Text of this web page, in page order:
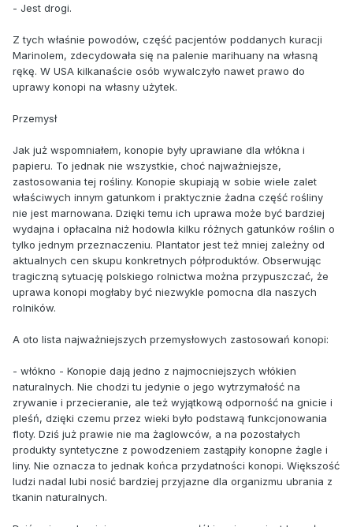
- Jest drogi.
Z tych właśnie powodów, część pacjentów poddanych kuracji
Marinolem, zdecydowała się na palenie marihuany na własną
rękę. W USA kilkanaście osób wywalczyło nawet prawo do
uprawy konopi na własny użytek.
Przemysł
Jak już wspomniałem, konopie były uprawiane dla włókna i
papieru. To jednak nie wszystkie, choć najważniejsze,
zastosowania tej rośliny. Konopie skupiają w sobie wiele zalet
właściwych innym gatunkom i praktycznie żadna część rośliny
nie jest marnowana. Dzięki temu ich uprawa może być bardziej
wydajna i opłacalna niż hodowla kilku różnych gatunków roślin o
tylko jednym przeznaczeniu. Plantator jest też mniej zależny od
aktualnych cen skupu konkretnych półproduktów. Obserwując
tragiczną sytuację polskiego rolnictwa można przypuszczać, że
uprawa konopi mogłaby być niezwykle pomocna dla naszych
rolników.
A oto lista najważniejszych przemysłowych zastosowań konopi:
- włókno - Konopie dają jedno z najmocniejszych włókien
naturalnych. Nie chodzi tu jedynie o jego wytrzymałość na
zrywanie i przecieranie, ale też wyjątkową odporność na gnicie i
pleśń, dzięki czemu przez wieki było podstawą funkcjonowania
floty. Dziś już prawie nie ma żaglowców, a na pozostałych
produkty syntetyczne z powodzeniem zastąpiły konopne żagle i
liny. Nie oznacza to jednak końca przydatności konopi. Większość
ludzi nadal lubi nosić bardziej przyjazne dla organizmu ubrania z
tkanin naturalnych.